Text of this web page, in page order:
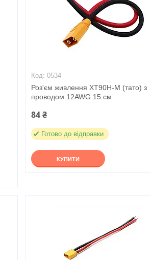
0534
Роз'єм живлення XT90H-M (тато) з
проводом 12AWG 15 см
84 ₴
Готово до відправки
КУПИТИ